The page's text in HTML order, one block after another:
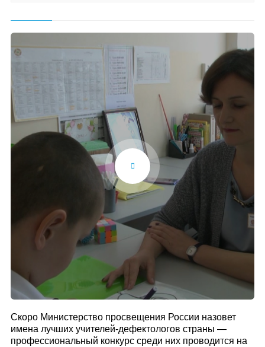
Скоро Министерство просвещения России назовет
имена лучших учителей-дефектологов страны —
профессиональный конкурс среди них проводится на